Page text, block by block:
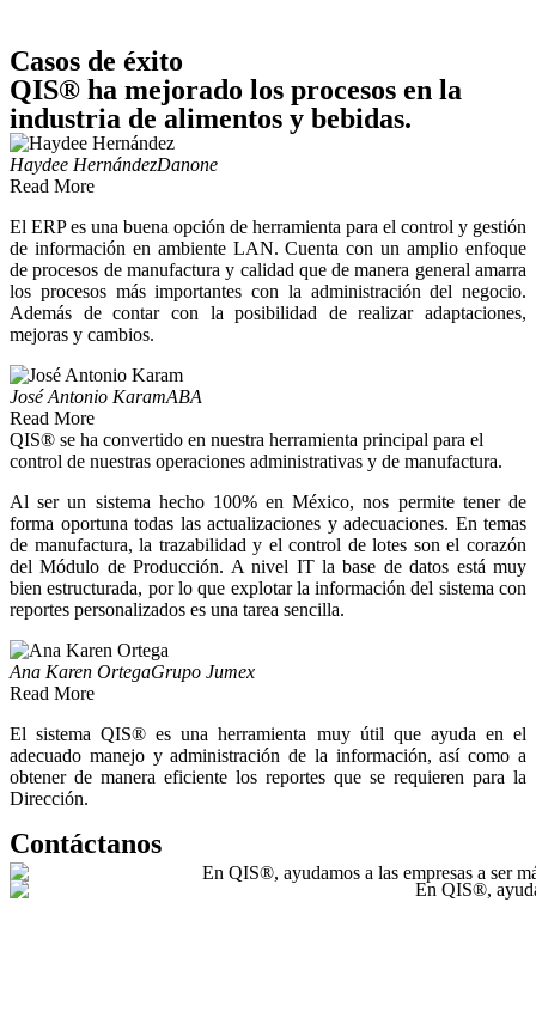
Casos de éxito
QIS® ha mejorado los procesos en la
industria de alimentos y bebidas.
Haydee HernándezDanone
Read More
El ERP es una buena opción de herramienta para el control y gestión
de información en ambiente LAN. Cuenta con un amplio enfoque
de procesos de manufactura y calidad que de manera general amarra
los procesos más importantes con la administración del negocio.
Además de contar con la posibilidad de realizar adaptaciones,
mejoras y cambios.
José Antonio KaramABA
Read More
QIS® se ha convertido en nuestra herramienta principal para el
control de nuestras operaciones administrativas y de manufactura.
Al ser un sistema hecho 100% en México, nos permite tener de
forma oportuna todas las actualizaciones y adecuaciones. En temas
de manufactura, la trazabilidad y el control de lotes son el corazón
del Módulo de Producción. A nivel IT la base de datos está muy
bien estructurada, por lo que explotar la información del sistema con
reportes personalizados es una tarea sencilla.
Ana Karen OrtegaGrupo Jumex
Read More
El sistema QIS® es una herramienta muy útil que ayuda en el
adecuado manejo y administración de la información, así como a
obtener de manera eficiente los reportes que se requieren para la
Dirección.
Contáctanos